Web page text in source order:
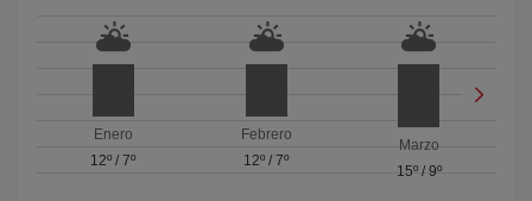
Enero
12º /7º
Febrero
12º / 7º
Marzo
15º/ 9º